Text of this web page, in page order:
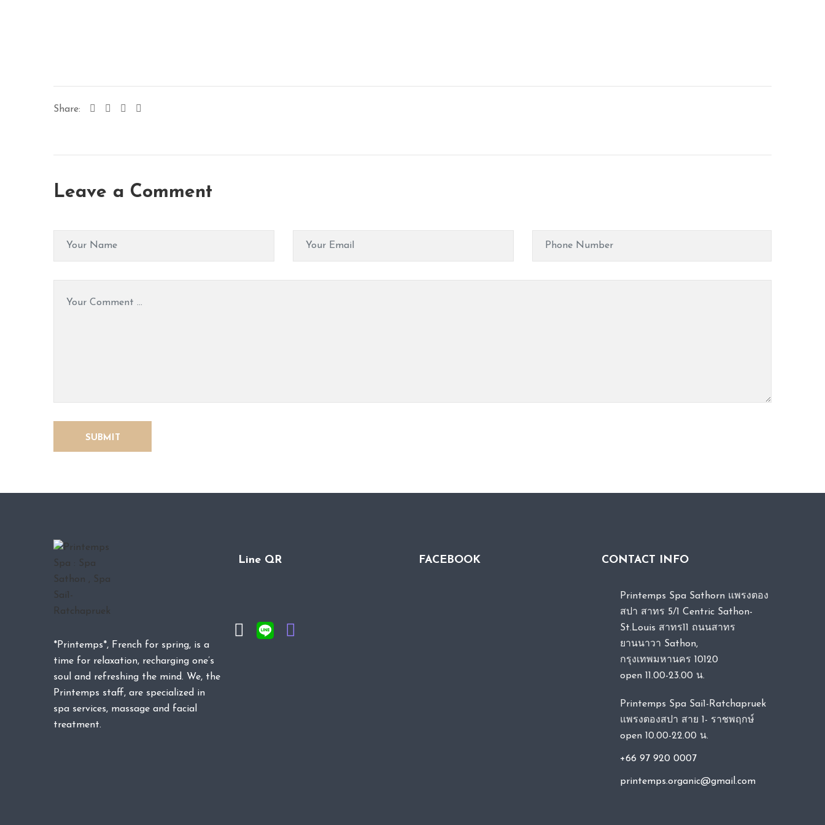
Share:
Leave a Comment
*Printemps*, French for spring, is a
time for relaxation, recharging one’s
soul and refreshing the mind. We, the
Printemps staff, are specialized in
spa services, massage and facial
treatment.
Line QR FACEBOOK CONTACT INFO
Printemps Spa Sathorn แพรงตอง
สปา สาทร 5/1 Centric Sathon-
St.Louis สาทร11 ถนนสาทร
ยานนาวา Sathon,
กรุงเทพมหานคร 10120
open 11.00-23.00 น.
Printemps Spa Sai1-Ratchapruek
แพรงตองสปา สาย 1- ราชพฤกษ์
open 10.00-22.00 น.
+66 97 920 0007
printemps.organic@gmail.com